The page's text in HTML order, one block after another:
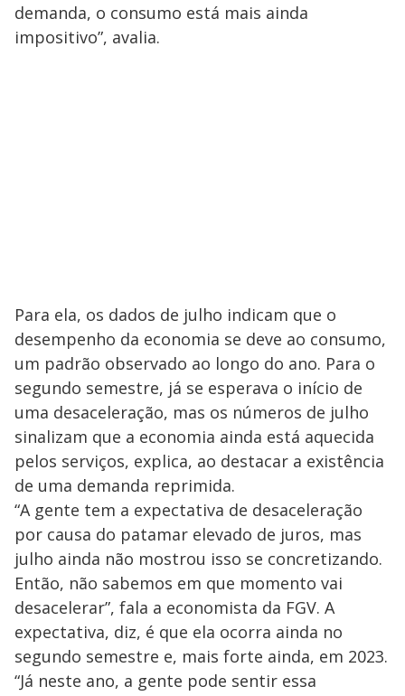
demanda, o consumo está mais ainda
impositivo”, avalia.
Para ela, os dados de julho indicam que o
desempenho da economia se deve ao consumo,
um padrão observado ao longo do ano. Para o
segundo semestre, já se esperava o início de
uma desaceleração, mas os números de julho
sinalizam que a economia ainda está aquecida
pelos serviços, explica, ao destacar a existência
de uma demanda reprimida.
“A gente tem a expectativa de desaceleração
por causa do patamar elevado de juros, mas
julho ainda não mostrou isso se concretizando.
Então, não sabemos em que momento vai
desacelerar”, fala a economista da FGV. A
expectativa, diz, é que ela ocorra ainda no
segundo semestre e, mais forte ainda, em 2023.
“Já neste ano, a gente pode sentir essa